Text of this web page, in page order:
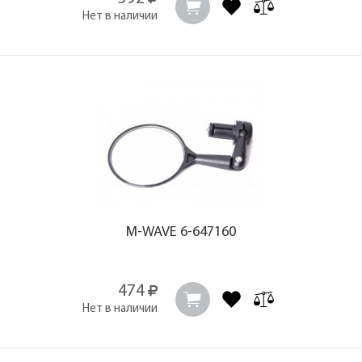
Нет в наличии
M-WAVE 6-647160
474
Нет в наличии